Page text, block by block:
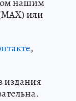
нашим
или
,
издания